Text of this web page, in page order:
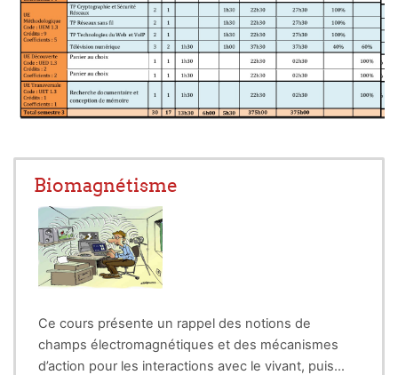
Biomagnétisme
Ce cours présente un rappel des notions de
champs électromagnétiques et des mécanismes
d’action pour les interactions avec le vivant, puis